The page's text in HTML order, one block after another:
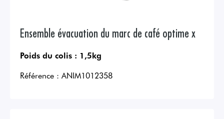
Ensemble évacuation du marc de café optime x
Poids du colis : 1,5kg
Référence : ANIM1012358